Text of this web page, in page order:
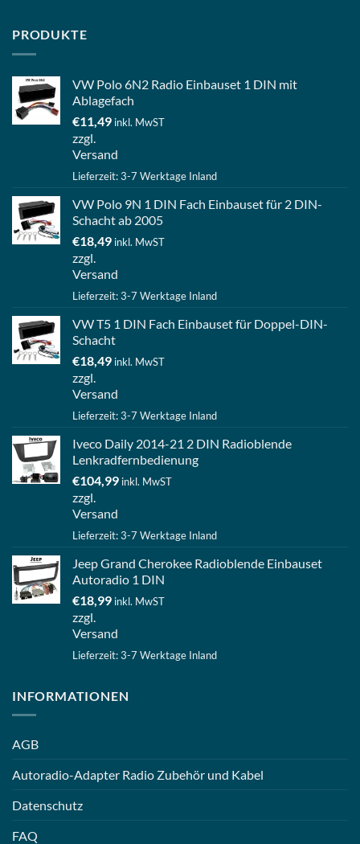
PRODUKTE
VW Polo 6N2 Radio Einbauset 1 DIN mit
Ablagefach
€11,49 inkl. MwST
zzgl.
Versand
Lieferzeit: 3-7 Werktage Inland
VW Polo 9N 1 DIN Fach Einbauset für 2 DIN-
Schacht ab 2005
€18,49 inkl. MwST
zzgl.
Versand
Lieferzeit: 3-7 Werktage Inland
VW T5 1 DIN Fach Einbauset für Doppel-DIN-
Schacht
€18,49 inkl. MwST
zzgl.
Versand
Lieferzeit: 3-7 Werktage Inland
Iveco Daily 2014-21 2 DIN Radioblende
Lenkradfernbedienung
€104,99 inkl. MwST
zzgl.
Versand
Lieferzeit: 3-7 Werktage Inland
Jeep Grand Cherokee Radioblende Einbauset
Autoradio 1 DIN
€18,99 inkl. MwST
zzgl.
Versand
Lieferzeit: 3-7 Werktage Inland
INFORMATIONEN
AGB
Autoradio-Adapter Radio Zubehör und Kabel
Datenschutz
FAQ